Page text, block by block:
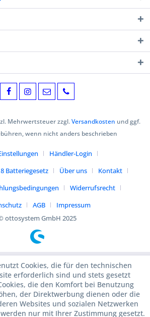
Mehrwertsteuer zzgl.Versandkosten und ggf.
wenn nicht anders beschrieben
Händler-Login
Batteriegesetz
Über uns
Kontakt
Widerrufsrecht
AGB
Impressum
ottosystem GmbH 2025
Cookies, die für den technischen
erforderlich sind und stets gesetzt
die den Komfort bei Benutzung
der Direktwerbung dienen oder die
Websites und sozialen Netzwerken
nur mit Ihrer Zustimmung gesetzt.